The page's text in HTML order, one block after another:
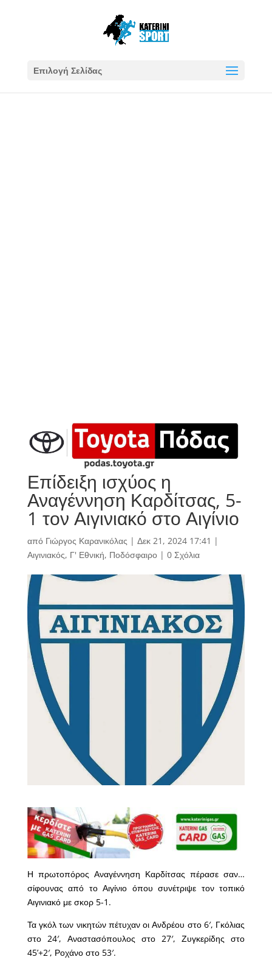
Επιλογή Σελίδας
Επίδειξη ισχύος η
Αναγέννηση Καρδίτσας, 5-
1 τον Αιγινιακό στο Αιγίνιο
από Γιώργος Καρανικόλας | Δεκ 21, 2024 17:41 |
Αιγινιακός, Γ' Εθνική, Ποδόσφαιρο| 0 Σχόλια
Η πρωτοπόρος Αναγέννηση Καρδίτσας πέρασε σαν…
σίφουνας από το Αιγίνιο όπου συνέτριψε τον τοπικό
Αιγινιακό με σκορ 5-1.
Τα γκόλ των νικητών πέτυχαν οι Ανδρέου στο 6′, Γκόλιας
στο 24′, Αναστασόπουλος στο 27′, Ζυγκερίδης στο
45’+2′, Ροχάνο στο 53′.